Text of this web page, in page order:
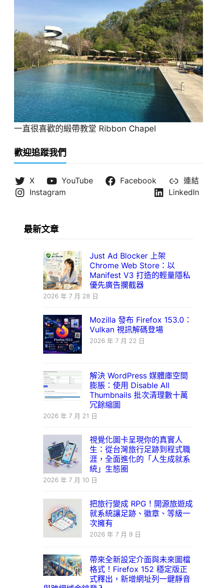
一直很喜歡的緞帶教堂 Ribbon Chapel
歡迎追蹤我們
X YouTube Facebook
連結
Instagram
LinkedIn
最新文章
Just Ad Blocker 上架
Chrome Web Store：以
Manifest V3 打造的輕量隱私
優先廣告攔截器
2026 年 7 月 28 日
Mozilla 發布 Firefox 153.0：
Vulkan 視訊解碼登場
2026 年 7 月 22 日
解決 WordPress 媒體庫空間
膨脹：使用 Disable All
Thumbnails 批次清理數十萬
冗餘縮圖
2026 年 7 月 21 日
視覺化圖卡呈現你的真實人
生：從台灣旅行足跡到程式職
涯，全面進化的「人生成就系
統」生態圈
2026 年 7 月 10 日
把旅行變成 RPG！開源旅遊成
就系統讓足跡、徽章、等級一
次擁有
2026 年 7 月 9 日
帶來全新設定介面與未來圖檔
格式！Firefox 152 穩定版正
式釋出，新增網址列一鍵靜音